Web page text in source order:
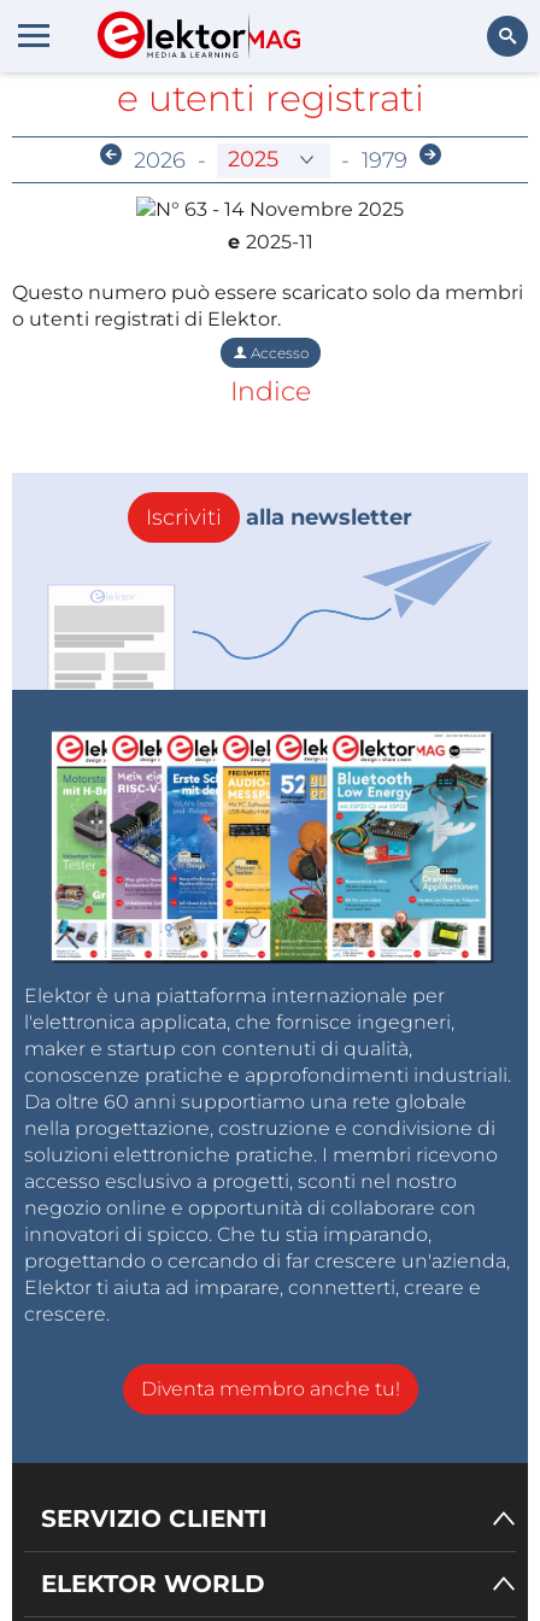
Archivio riservato a membri
e utenti registrati
2026 - - 1979
e 2025-11
Questo numero può essere scaricato solo da membri
o utenti registrati di Elektor.
Accesso
Indice
Iscriviti alla newsletter
Elektor è una piattaforma internazionale per
l'elettronica applicata, che fornisce ingegneri,
maker e startup con contenuti di qualità,
conoscenze pratiche e approfondimenti industriali.
Da oltre 60 anni supportiamo una rete globale
nella progettazione, costruzione e condivisione di
soluzioni elettroniche pratiche. I membri ricevono
accesso esclusivo a progetti, sconti nel nostro
negozio online e opportunità di collaborare con
innovatori di spicco. Che tu stia imparando,
progettando o cercando di far crescere un'azienda,
Elektor ti aiuta ad imparare, connetterti, creare e
crescere.
Diventa membro anche tu!
SERVIZIO CLIENTI
ELEKTOR WORLD